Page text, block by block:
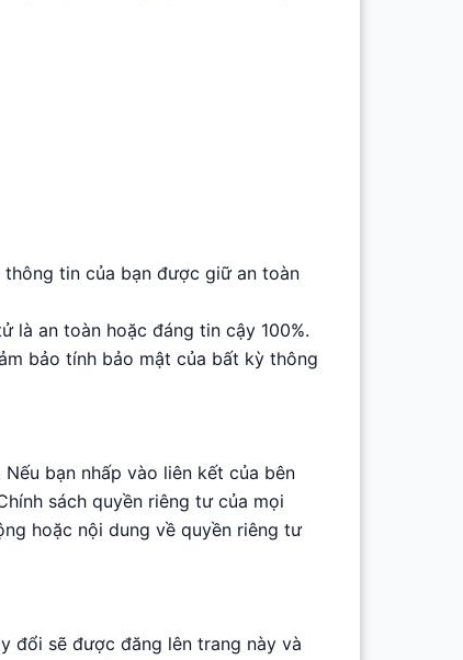
tin của bạn được giữ an toàn
là an toàn hoặc đáng tin cậy 100%.
bảo tính bảo mật của bất kỳ thông
bạn nhấp vào liên kết của bên
sách quyền riêng tư của mọi
hoặc nội dung về quyền riêng tư
đổi sẽ được đăng lên trang này và